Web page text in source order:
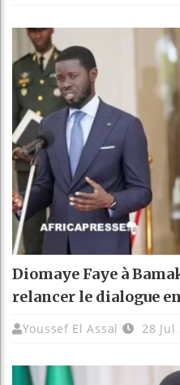
Diomaye Faye à
relancer le dialogue
Youssef El Assal 28 Jul